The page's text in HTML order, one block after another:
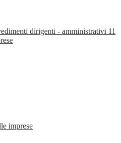
dirigenti - amministrativi 11
imprese